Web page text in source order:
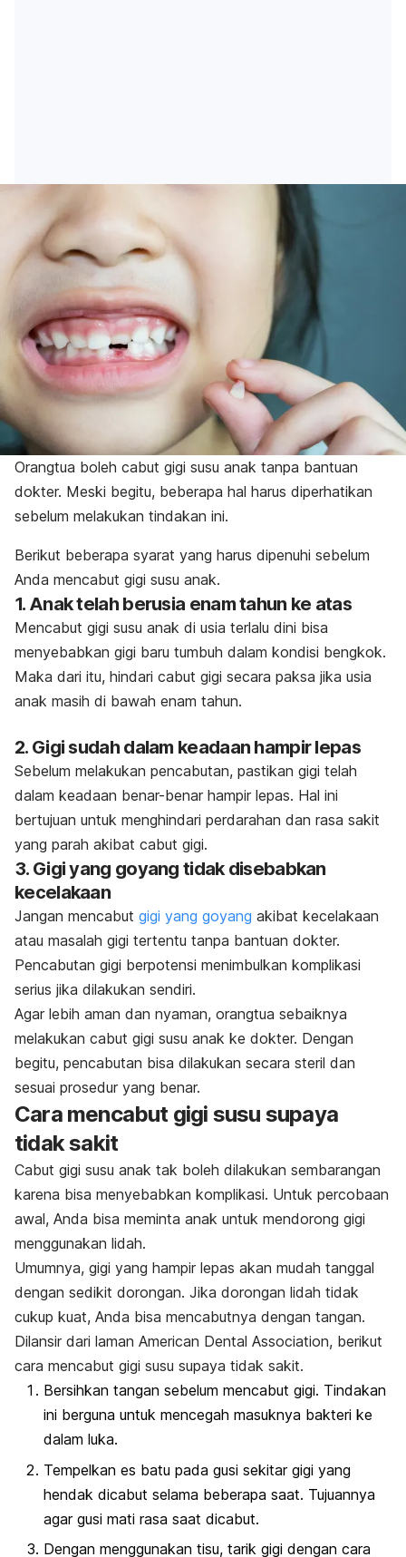
Orangtua boleh cabut gigi susu anak tanpa bantuan
dokter. Meski begitu, beberapa hal harus diperhatikan
sebelum melakukan tindakan ini.
Berikut beberapa syarat yang harus dipenuhi sebelum
Anda mencabut gigi susu anak.
1. Anak telah berusia enam tahun ke atas
Mencabut gigi susu anak di usia terlalu dini bisa
menyebabkan gigi baru tumbuh dalam kondisi bengkok.
Maka dari itu, hindari cabut gigi secara paksa jika usia
anak masih di bawah enam tahun.
2. Gigi sudah dalam keadaan hampir lepas
Sebelum melakukan pencabutan, pastikan gigi telah
dalam keadaan benar-benar hampir lepas. Hal ini
bertujuan untuk menghindari perdarahan dan rasa sakit
yang parah akibat cabut gigi.
3. Gigi yang goyang tidak disebabkan
kecelakaan
Jangan mencabut gigi yang goyang akibat kecelakaan
atau masalah gigi tertentu tanpa bantuan dokter.
Pencabutan gigi berpotensi menimbulkan komplikasi
serius jika dilakukan sendiri.
Agar lebih aman dan nyaman, orangtua sebaiknya
melakukan cabut gigi susu anak ke dokter. Dengan
begitu, pencabutan bisa dilakukan secara steril dan
sesuai prosedur yang benar.
Cara mencabut gigi susu supaya
tidak sakit
Cabut gigi susu anak tak boleh dilakukan sembarangan
karena bisa menyebabkan komplikasi. Untuk percobaan
awal, Anda bisa meminta anak untuk mendorong gigi
menggunakan lidah.
Umumnya, gigi yang hampir lepas akan mudah tanggal
dengan sedikit dorongan. Jika dorongan lidah tidak
cukup kuat, Anda bisa mencabutnya dengan tangan.
Dilansir dari laman American Dental Association, berikut
cara mencabut gigi susu supaya tidak sakit.
Bersihkan tangan sebelum mencabut gigi. Tindakan
ini berguna untuk mencegah masuknya bakteri ke
dalam luka.
Tempelkan es batu pada gusi sekitar gigi yang
hendak dicabut selama beberapa saat. Tujuannya
agar gusi mati rasa saat dicabut.
Dengan menggunakan tisu, tarik gigi dengan cara